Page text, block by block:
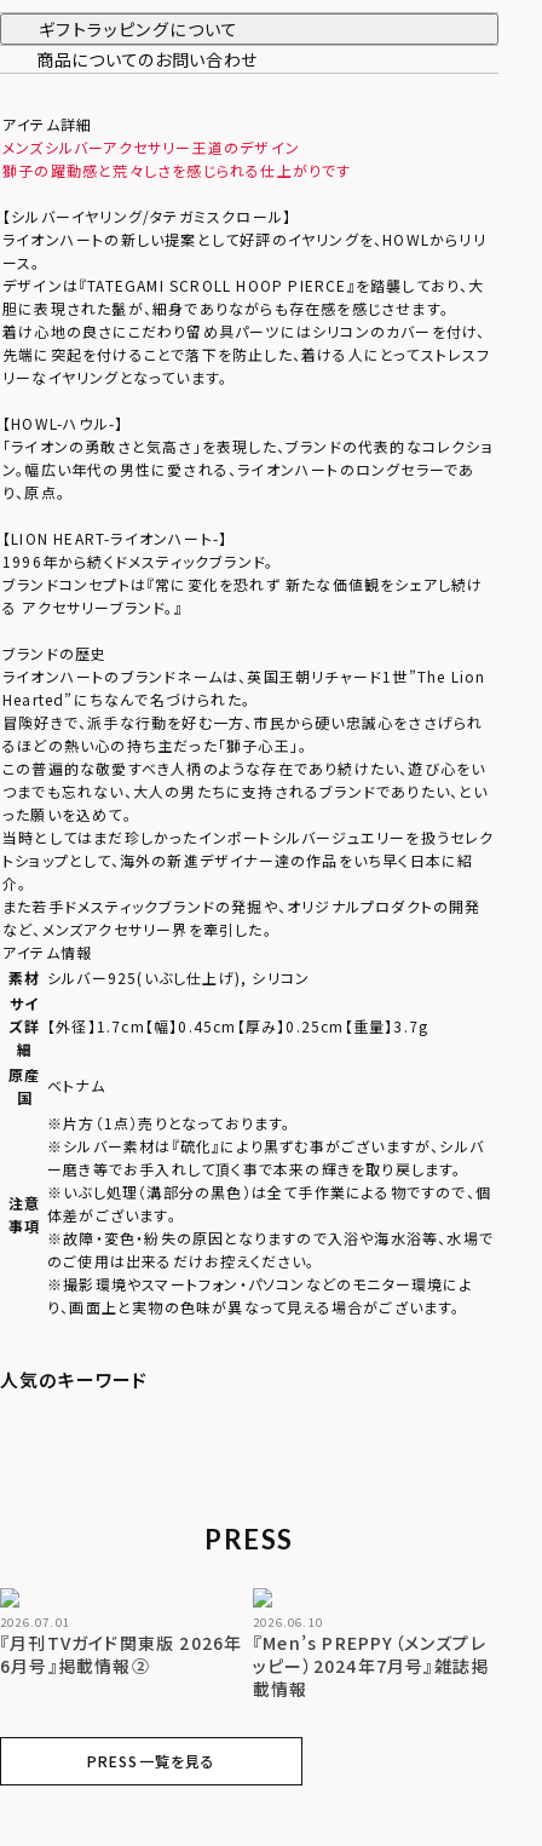
ギフトラッピングについて
商品についてのお問い合わせ
アイテム詳細
メンズシルバーアクセサリー王道のデザイン
獅子の躍動感と荒々しさを感じられる仕上がりです
【シルバーイヤリング/タテガミスクロール】
ライオンハートの新しい提案として好評のイヤリングを、HOWLからリリ
ース。
デザインは『TATEGAMI SCROLL HOOP PIERCE』を踏襲しており、大
胆に表現された鬣が、細身でありながらも存在感を感じさせます。
着け心地の良さにこだわり留め具パーツにはシリコンのカバーを付け、
先端に突起を付けることで落下を防止した、着ける人にとってストレスフ
リーなイヤリングとなっています。
【HOWL-ハウル-】
「ライオンの勇敢さと気高さ」を表現した、ブランドの代表的なコレクショ
ン。幅広い年代の男性に愛される、ライオンハートのロングセラーであ
り、原点。
【LION HEART-ライオンハート-】
1996年から続くドメスティックブランド。
ブランドコンセプトは『常に変化を恐れず 新たな価値観をシェアし続け
る アクセサリーブランド。』
ブランドの歴史
ライオンハートのブランドネームは、英国王朝リチャード1世”The Lion
Hearted”にちなんで名づけられた。
冒険好きで、派手な行動を好む一方、市民から硬い忠誠心をささげられ
るほどの熱い心の持ち主だった「獅子心王」。
この普遍的な敬愛すべき人柄のような存在であり続けたい、遊び心をい
つまでも忘れない、大人の男たちに支持されるブランドでありたい、とい
った願いを込めて。
当時としてはまだ珍しかったインポートシルバージュエリーを扱うセレク
トショップとして、海外の新進デザイナー達の作品をいち早く日本に紹
介。
また若手ドメスティックブランドの発掘や、オリジナルプロダクトの開発
など、メンズアクセサリー界を牽引した。
アイテム情報
素材 シルバー925(いぶし仕上げ), シリコン
サイ
ズ詳
細
【外径】1.7cm【幅】0.45cm【厚み】0.25cm【重量】3.7g
原産
国
ベトナム
注意
事項
※片方（1点）売りとなっております。
※シルバー素材は『硫化』により黒ずむ事がございますが、シルバ
ー磨き等でお手入れして頂く事で本来の輝きを取り戻します。
※いぶし処理（溝部分の黒色）は全て手作業による物ですので、個
体差がございます。
※故障・変色・紛失の原因となりますので入浴や海水浴等、水場で
のご使用は出来るだけお控えください。
※撮影環境やスマートフォン・パソコンなどのモニター環境によ
り、画面上と実物の色味が異なって見える場合がございます。
PRESS
2026.07.01
『月刊TVガイド関東版 2026年
6月号』掲載情報②
2026.06.10
『Men’s PREPPY（メンズプレ
ッピー）2024年7月号』雑誌掲
載情報
PRESS一覧を見る